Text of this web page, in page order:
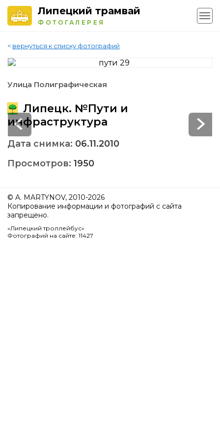
Липецкий трамвай
ФОТОГАЛЕРЕЯ
< вернуться к списку фотографий
Улица Полиграфическая
Липецк. №Пути и
инфраструктура
Дата снимка: 06.11.2010
Просмотров: 1950
© A. MARTYNOV, 2010-2026
Копирование информации и фотографий с сайта
запрещено.
«Липецкий троллейбус»
Фотографий на сайте: 11427